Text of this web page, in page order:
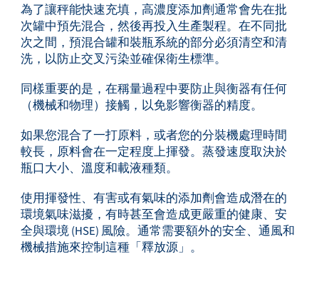
為了讓秤能快速充填，高濃度添加劑通常會先在批
次罐中預先混合，然後再投入生產製程。在不同批
次之間，預混合罐和裝瓶系統的部分必須清空和清
洗，以防止交叉污染並確保衛生標準。
同樣重要的是，在稱量過程中要防止與衡器有任何
（機械和物理）接觸，以免影響衡器的精度。
如果您混合了一打原料，或者您的分裝機處理時間
較長，原料會在一定程度上揮發。蒸發速度取決於
瓶口大小、溫度和載液種類。
使用揮發性、有害或有氣味的添加劑會造成潛在的
環境氣味滋擾，有時甚至會造成更嚴重的健康、安
全與環境 (HSE) 風險。通常需要額外的安全、通風和
機械措施來控制這種「釋放源」。